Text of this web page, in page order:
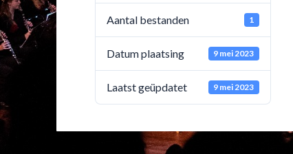
Aantal bestanden 1
Datum plaatsing 9 mei 2023
Laatst geüpdatet 9 mei 2023